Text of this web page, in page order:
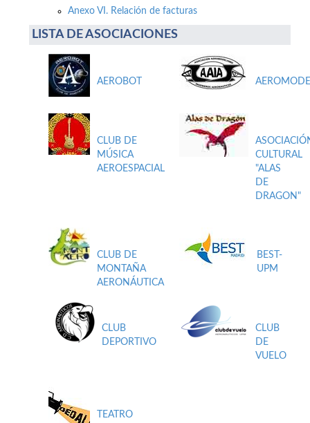
Anexo VI. Relación de facturas
LISTA DE ASOCIACIONES
AEROBOT
CLUB DE
MÚSICA
AEROESPACIAL
CULTURAL
"ALAS
DE
DRAGON"
CLUB DE
MONTAÑA
AERONÁUTICA
BEST-
UPM
CLUB
DEPORTIVO
CLUB
DE
VUELO
TEATRO